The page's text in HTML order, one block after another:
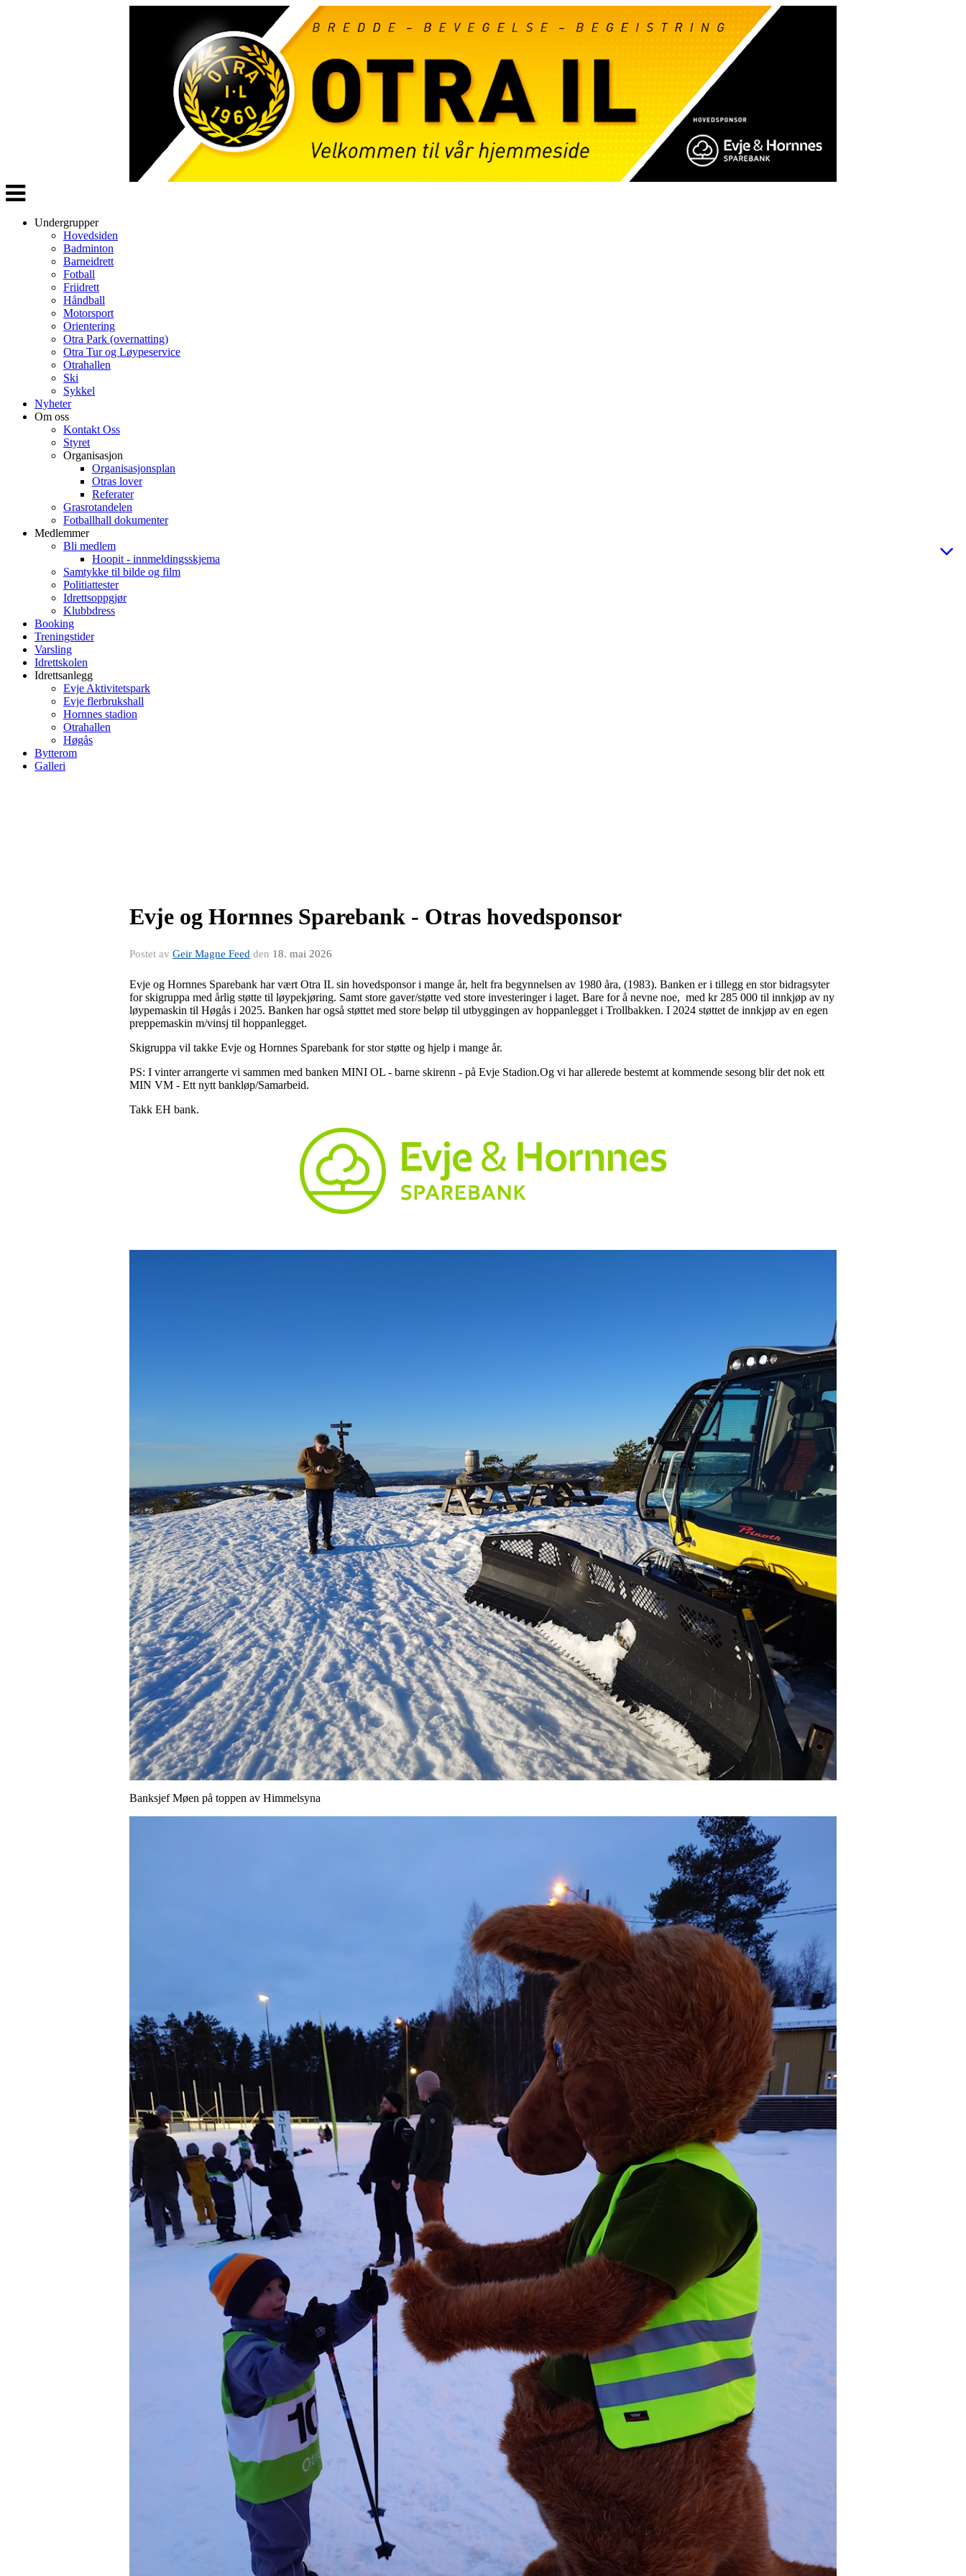
Veksle
navigasjon
Undergrupper
Hovedsiden
Badminton
Barneidrett
Fotball
Friidrett
Håndball
Motorsport
Orientering
Otra Park (overnatting)
Otra Tur og Løypeservice
Otrahallen
Ski
Sykkel
Nyheter
Om oss
Kontakt Oss
Styret
Organisasjon
Organisasjonsplan
Otras lover
Referater
Grasrotandelen
Fotballhall dokumenter
Medlemmer
Bli medlem
Hoopit - innmeldingsskjema
Samtykke til bilde og film
Politiattester
Idrettsoppgjør
Klubbdress
Booking
Treningstider
Varsling
Idrettskolen
Idrettsanlegg
Evje Aktivitetspark
Evje flerbrukshall
Hornnes stadion
Otrahallen
Høgås
Bytterom
Galleri
Evje og Hornnes Sparebank - Otras hovedsponsor
Postet av Geir Magne Feed den 18. mai 2026
Evje og Hornnes Sparebank har vært Otra IL sin hovedsponsor i mange år, helt fra begynnelsen av 1980 åra, (1983). Banken er i tillegg en stor bidragsyter
for skigruppa med årlig støtte til løypekjøring. Samt store gaver/støtte ved store investeringer i laget. Bare for å nevne noe, med kr 285 000 til innkjøp av ny
løypemaskin til Høgås i 2025. Banken har også støttet med store beløp til utbyggingen av hoppanlegget i Trollbakken. I 2024 støttet de innkjøp av en egen
preppemaskin m/vinsj til hoppanlegget.
Skigruppa vil takke Evje og Hornnes Sparebank for stor støtte og hjelp i mange år.
PS: I vinter arrangerte vi sammen med banken MINI OL - barne skirenn - på Evje Stadion.Og vi har allerede bestemt at kommende sesong blir det nok ett
MIN VM - Ett nytt bankløp/Samarbeid.
Takk EH bank.
Banksjef Møen på toppen av Himmelsyna